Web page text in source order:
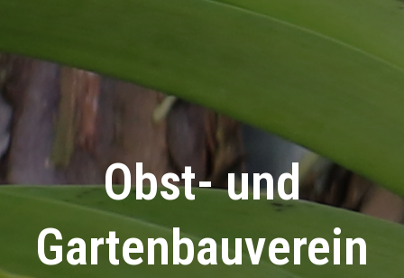
Obst- und
Gartenbauverein